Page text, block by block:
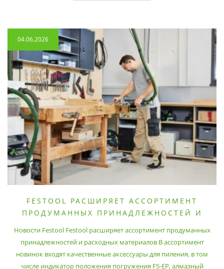
04.06.2026
FESTOOL РАСШИРЯЕТ АССОРТИМЕНТ
ПРОДУМАННЫХ ПРИНАДЛЕЖНОСТЕЙ И
Новости Festool Festool расширяет ассортимент продуманных
принадлежностей и расходных материалов В ассортимент
новинок входят качественные аксессуары для пиления, в том
числе индикатор положения погружения FS-EP, алмазный